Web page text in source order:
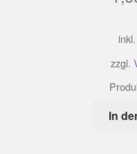
zzgl.
In